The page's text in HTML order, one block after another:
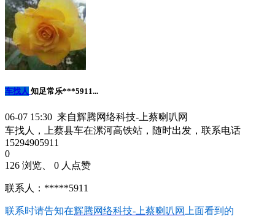
车找人 知足常乐***5911...
06-07 15:30 来自辉腾网络科技-上蔡喇叭网
车找人，上蔡县车在漯河高铁站，随时出发，联系电话
15294905911
0
126 浏览、 0 人点赞
联系人：*****5911
联系时请告知在辉腾网络科技-上蔡喇叭网 上面看到的